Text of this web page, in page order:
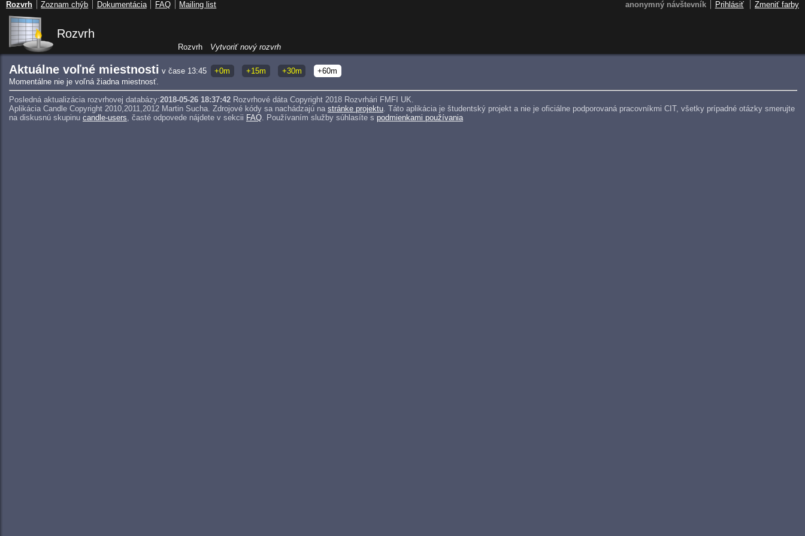
Rozvrh
Aktuálne voľné miestnosti v čase 13:45 +0m +15m +30m
+60m
Momentálne nie je voľná žiadna miestnosť.
Posledná aktualizácia rozvrhovej databázy:2018-05-26 18:37:42 Rozvrhové dáta Copyright 2018 Rozvrhári FMFI UK.
Aplikácia Candle Copyright 2010,2011,2012 Martin Sucha. Zdrojové kódy sa nachádzajú na stránke projektu. Táto aplikácia je študentský projekt a nie je oficiálne podporovaná pracovníkmi CIT, všetky prípadné otázky smerujte
na diskusnú skupinu candle-users, časté odpovede nájdete v sekcii FAQ. Používaním služby súhlasíte s podmienkami používania
Rozvrh Vytvoriť nový rozvrh
anonymný návštevník Prihlásiť Zmeniť farby
Rozvrh Zoznam chýb Dokumentácia FAQ Mailing list